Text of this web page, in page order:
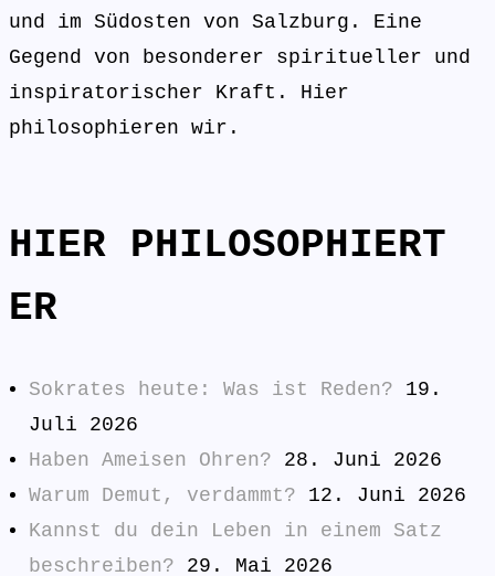
und im Südosten von Salzburg. Eine
Gegend von besonderer spiritueller und
inspiratorischer Kraft. Hier
philosophieren wir.
HIER PHILOSOPHIERT
ER
Sokrates heute: Was ist Reden?
19.
Juli 2026
Haben Ameisen Ohren?
28. Juni 2026
Warum Demut, verdammt?
12. Juni 2026
Kannst du dein Leben in einem Satz
beschreiben?
29. Mai 2026